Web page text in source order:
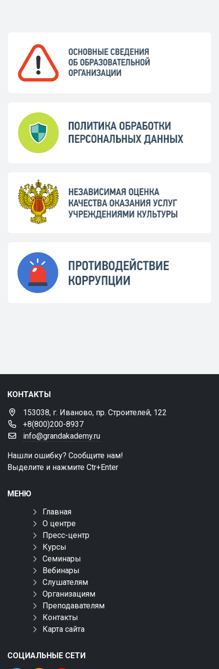
КОНТАКТЫ
153038, г. Иваново, пр. Строителей, 122
+8(800)200-8937
info@grandakademy.ru
Нашли ошибку? Сообщите нам!
Выделите и нажмите Ctr+Enter
МЕНЮ
Главная
О центре
Пресс-центр
Курсы
Семинары
Вебинары
Слушателям
Организациям
Преподавателям
Контакты
Карта сайта
СОЦИАЛЬНЫЕ СЕТИ